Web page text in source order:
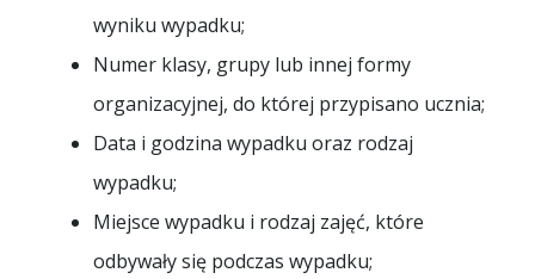
wyniku wypadku;
Numer klasy, grupy lub innej formy
organizacyjnej, do której przypisano ucznia;
Data i godzina wypadku oraz rodzaj
wypadku;
Miejsce wypadku i rodzaj zajęć, które
odbywały się podczas wypadku;